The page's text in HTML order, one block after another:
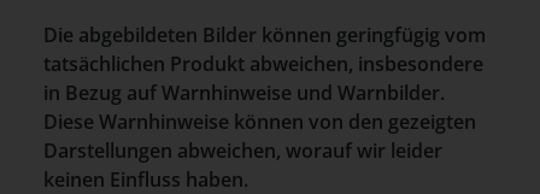
Die abgebildeten Bilder können geringfügig vom
tatsächlichen Produkt abweichen, insbesondere
in Bezug auf Warnhinweise und Warnbilder.
Diese Warnhinweise können von den gezeigten
Darstellungen abweichen, worauf wir leider
keinen Einfluss haben.